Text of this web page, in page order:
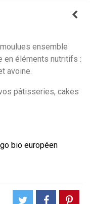
ensemble
en éléments nutritifs :
avoine.
pâtisseries, cakes